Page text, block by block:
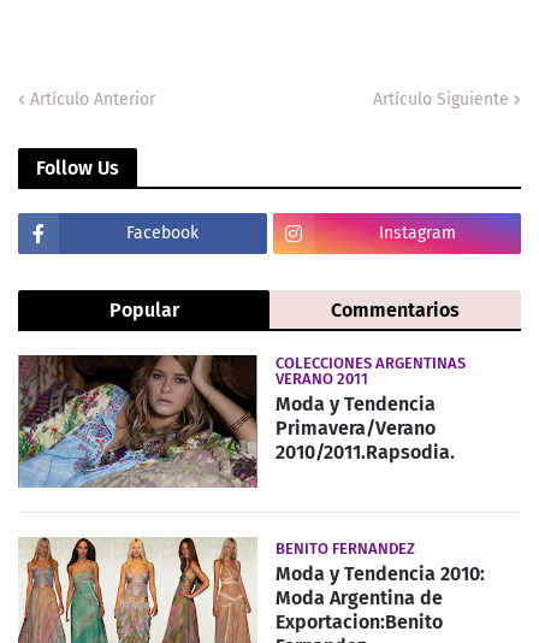
Artículo Anterior Artículo Siguiente
Follow Us
Facebook Instagram
Popular Commentarios
COLECCIONES ARGENTINAS
VERANO 2011
Moda y Tendencia
Primavera/Verano
2010/2011.Rapsodia.
BENITO FERNANDEZ
Moda y Tendencia 2010:
Moda Argentina de
Exportacion:Benito